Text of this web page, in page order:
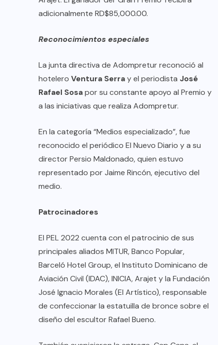
adicionalmente RD$85,000.00.
Reconocimientos especiales
La junta directiva de Adompretur reconoció al
hotelero Ventura Serray el periodista José
Rafael Sosapor su constante apoyo al Premio y
a las iniciativas que realiza Adompretur.
En la categoría “Medios especializado”, fue
reconocido el periódico El Nuevo Diario y a su
director Persio Maldonado, quien estuvo
representado por Jaime Rincón, ejecutivo del
medio.
Patrocinadores
El PEL 2022 cuenta con el patrocinio de sus
principales aliados MITUR, Banco Popular,
Barceló Hotel Group, el Instituto Dominicano de
Aviación Civil (IDAC), INICIA, Arajet y la Fundación​
José Ignacio Morales (El Artístico​), responsable
de confeccionar la estatuilla de bronce sobre el
diseño del escultor Rafael Bueno.